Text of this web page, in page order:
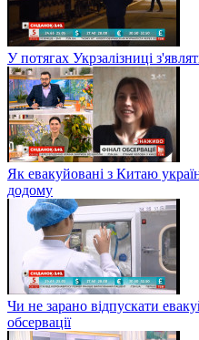
У потягах Укрзалізниці
Як евакуйовані з Китаю
додому
Чи не зарано відпускати
обсервації